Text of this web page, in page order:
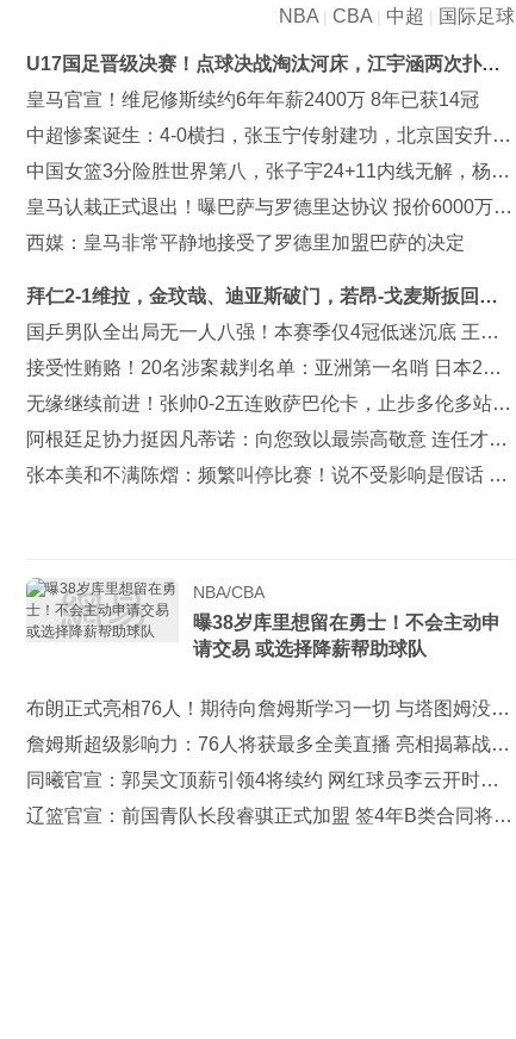
NBA | CBA | 中超 | 国际足球
U17国足晋级决赛！点球决战淘汰河床，江宇涵两次扑
点，再战阿森纳
皇马官宣！维尼修斯续约6年年薪2400万 8年已获14冠
中超惨案诞生：4-0横扫，张玉宁传射建功，北京国安升到
第3
中国女篮3分险胜世界第八，张子宇24+11内线无解，杨舒
予12+6王思雨7+5
皇马认栽正式退出！曝巴萨与罗德里达协议 报价6000万欧
与曼城谈判
西媒：皇马非常平静地接受了罗德里加盟巴萨的决定
拜仁2-1维拉，金玟哉、迪亚斯破门，若昂-戈麦斯扳回一
城
国乒男队全出局无一人八强！本赛季仅4冠低迷沉底 王楚
钦仍独扛大旗
接受性贿赂！20名涉案裁判名单：亚洲第一名哨 日本2主
裁+香港1人
无缘继续前进！张帅0-2五连败萨巴伦卡，止步多伦多站第
3轮
阿根廷足协力挺因凡蒂诺：向您致以最崇高敬意 连任才是
正确道路
张本美和不满陈熠：频繁叫停比赛！说不受影响是假话 誓
NBA/CBA
曝38岁库里想留在勇士！不会主动申
请交易 或选择降薪帮助球队
布朗正式亮相76人！期待向詹姆斯学习一切 与塔图姆没交
流只有尊重
詹姆斯超级影响力：76人将获最多全美直播 亮相揭幕战
+圣诞大战
同曦官宣：郭昊文顶薪引领4将续约 网红球员李云开时隔
一年回归
辽篮官宣：前国青队长段睿骐正式加盟 签4年B类合同将穿